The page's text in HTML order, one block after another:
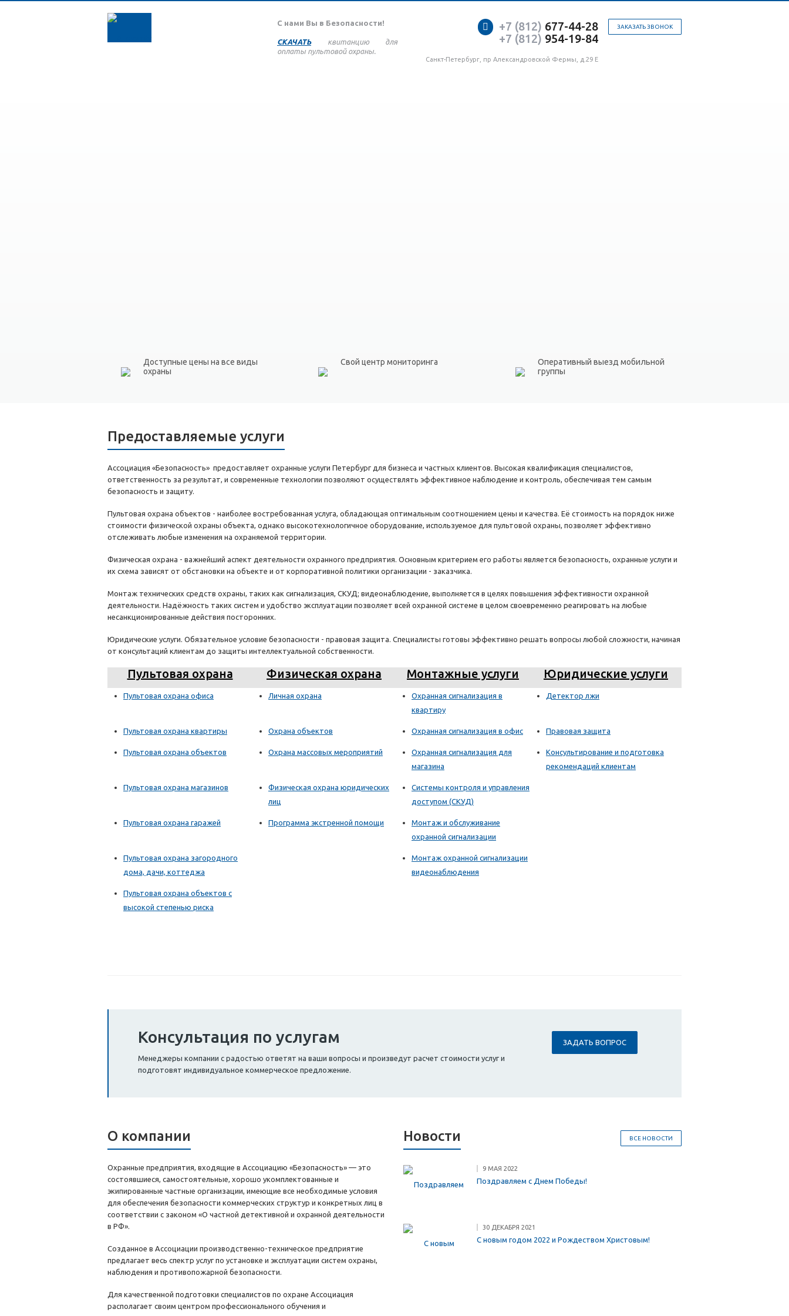
С нами Вы в Безопасности!
СКАЧАТЬквитанцию для
оплаты пультовой охраны.
ЗАКАЗАТЬ ЗВОНОК
+7 (812) 677-44-28
+7 (812) 954-19-84
Санкт-Петербург, пр Александровской Фермы, д.29 Е
Доступные цены на все виды
охраны
Свой центр мониторинга
Оперативный выезд мобильной
группы
Предоставляемые услуги
Ассоциация «Безопасность» предоставляет охранные услуги Петербург для бизнеса и частных клиентов. Высокая квалификация специалистов,
ответственность за результат, и современные технологии позволяют осуществлять эффективное наблюдение и контроль, обеспечивая тем самым
безопасность и защиту.
Пультовая охрана объектов - наиболее востребованная услуга, обладающая оптимальным соотношением цены и качества. Её стоимость на порядок ниже
стоимости физической охраны объекта, однако высокотехнологичное оборудование, используемое для пультовой охраны, позволяет эффективно
отслеживать любые изменения на охраняемой территории.
Физическая охрана - важнейший аспект деятельности охранного предприятия. Основным критерием его работы является безопасность, охранные услуги и
их схема зависят от обстановки на объекте и от корпоративной политики организации - заказчика.
Монтаж технических средств охраны, таких как сигнализация, СКУД; видеонаблюдение, выполняется в целях повышения эффективности охранной
деятельности. Надёжность таких систем и удобство эксплуатации позволяет всей охранной системе в целом своевременно реагировать на любые
несанкционированные действия посторонних.
Юридические услуги. Обязательное условие безопасности - правовая защита. Специалисты готовы эффективно решать вопросы любой сложности, начиная
от консультаций клиентам до защиты интеллектуальной собственности.
Пультовая охрана Физическая охрана Монтажные услуги Юридические услуги
Пультовая охрана офиса Личная охрана
Охранная сигнализация в
квартиру
Детектор лжи
Пультовая охрана квартиры Охрана объектов Охранная сигнализация в офис Правовая защита
Пультовая охрана объектов Охрана массовых мероприятий
Охранная сигнализация для
магазина
Консультирование и подготовка
рекомендаций клиентам
Пультовая охрана магазинов
Физическая охрана юридических
лиц
Системы контроля и управления
доступом (СКУД)
Пультовая охрана гаражей Программа экстренной помощи
Монтаж и обслуживание
охранной сигнализации
Пультовая охрана загородного
дома, дачи, коттеджа
Монтаж охранной сигнализации
видеонаблюдения
Пультовая охрана объектов с
высокой степенью риска
Консультация по услугам
Менеджеры компании с радостью ответят на ваши вопросы и произведут расчет стоимости услуг и
подготовят индивидуальное коммерческое предложение.
ЗАДАТЬ ВОПРОС
О компании
Охранные предприятия, входящие в Ассоциацию «Безопасность» — это
состоявшиеся, самостоятельные, хорошо укомплектованные и
экипированные частные организации, имеющие все необходимые условия
для обеспечения безопасности коммерческих структур и конкретных лиц в
соответствии с законом «О частной детективной и охранной деятельности
в РФ».
Созданное в Ассоциации производственно-техническое предприятие
предлагает весь спектр услуг по установке и эксплуатации систем охраны,
наблюдения и противопожарной безопасности.
Для качественной подготовки специалистов по охране Ассоциация
располагает своим центром профессионального обучения и
ВСЕ НОВОСТИ
Новости
9 МАЯ 2022
Поздравляем с Днем Победы!
30 ДЕКАБРЯ 2021
С новым годом 2022 и Рождеством Христовым!